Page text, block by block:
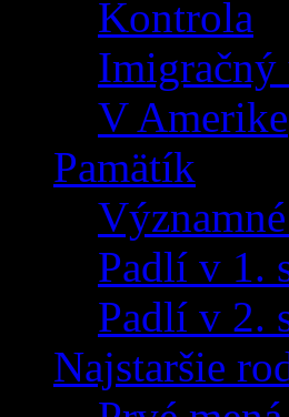
Kontrola
Imigračný
V Amerike
Pamätík
Padlí v 1.
Padlí v 2.
Najstaršie